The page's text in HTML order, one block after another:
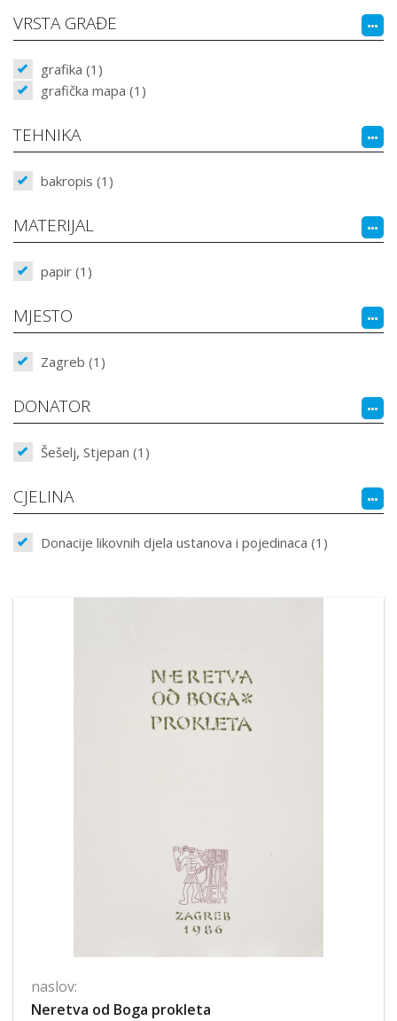
VRSTA GRAĐE
grafika (1)
grafička mapa (1)
TEHNIKA
bakropis (1)
MATERIJAL
papir (1)
MJESTO
Zagreb (1)
DONATOR
Šešelj, Stjepan (1)
CJELINA
Donacije likovnih djela ustanova i pojedinaca (1)
naslov:
Neretva od Boga prokleta